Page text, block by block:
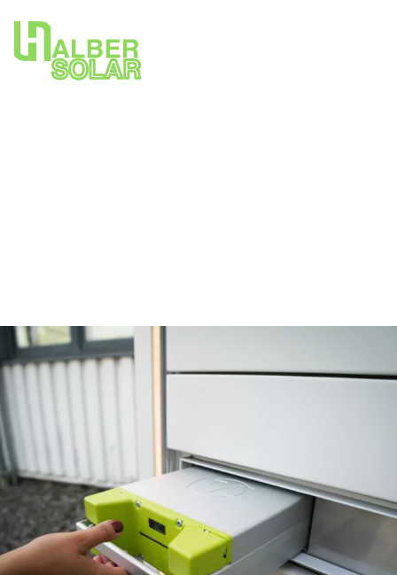
Batterilagring är ett smart komplement till
solceller som gör det möjligt att lagra
egenproducerad el och använda den när elpriset
är högt eller solen inte skiner.